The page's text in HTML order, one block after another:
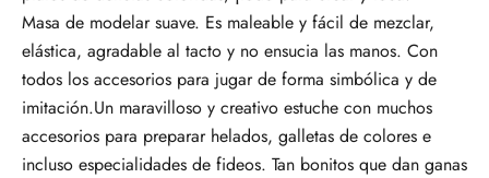
Masa de modelar suave. Es maleable y fácil de mezclar,
elástica, agradable al tacto y no ensucia las manos. Con
todos los accesorios para jugar de forma simbólica y de
imitación.Un maravilloso y creativo estuche con muchos
accesorios para preparar helados, galletas de colores e
incluso especialidades de fideos. Tan bonitos que dan ganas